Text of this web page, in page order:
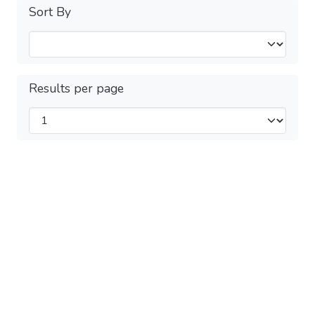
Sort By
Results per page